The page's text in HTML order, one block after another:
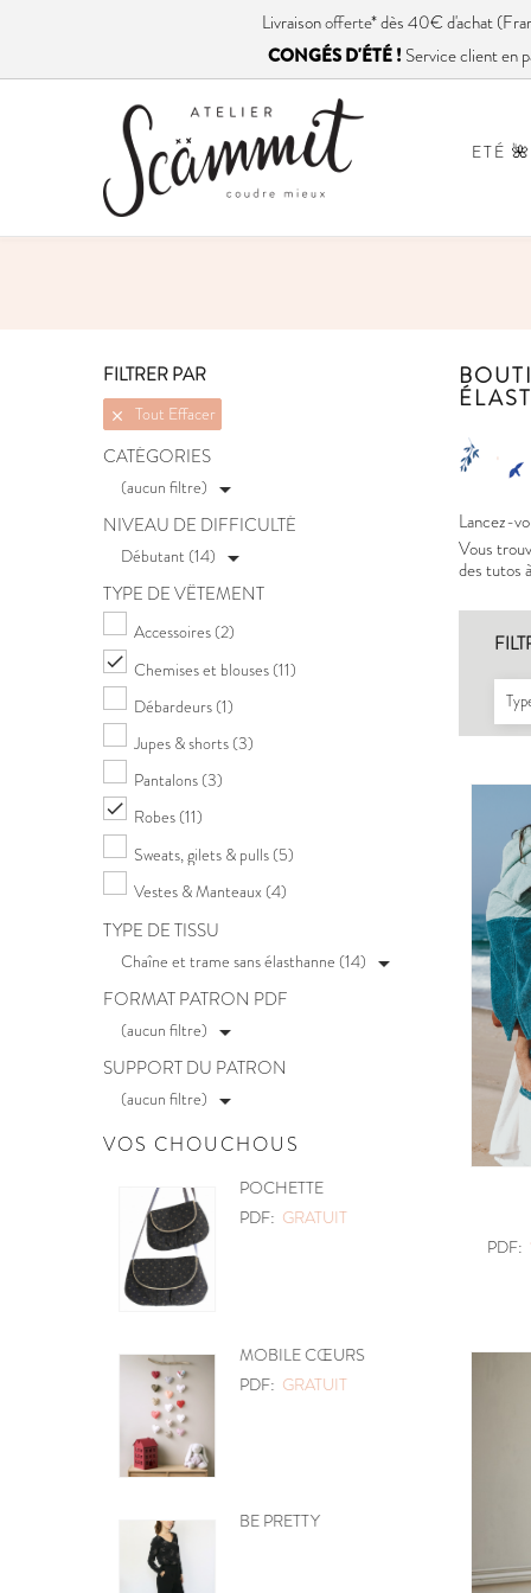
Livraisonofferte* dès 40€ d'achat
CONGÉS D'ÉTÉ ! Service client en
ETÉ 🌺
FILTRER PAR
 Tout Effacer
CATÉGORIES
(aucun filtre) 
NIVEAU DE DIFFICULTÉ
Débutant (14) 
TYPE DE VÊTEMENT
Accessoires (2)
 Chemises et blouses (11)
Débardeurs (1)
Jupes & shorts (3)
Pantalons (3)
 Robes (11)
Sweats, gilets & pulls (5)
Vestes & Manteaux (4)
TYPE DE TISSU
Chaîne et trame sans élasthanne (14) 
FORMAT PATRON PDF
(aucun filtre) 
SUPPORT DU PATRON
(aucun filtre) 
VOS CHOUCHOUS
POCHETTE
PDF: GRATUIT
MOBILE CŒURS
PDF: GRATUIT
BE PRETTY
Lancez-
Vous
des tutos
PDF: